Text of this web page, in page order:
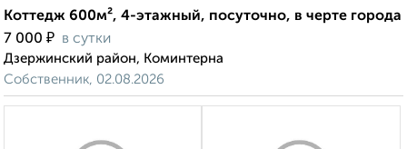
Коттедж 600м², 4-этажный, посуточно, в черте города
7 000 ₽ в сутки
Дзержинский район, Коминтерна
Собственник, 02.08.2026